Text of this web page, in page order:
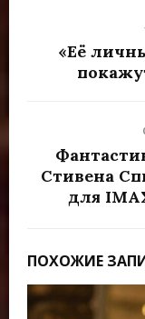
«Её
Стивена
для
ПОХОЖИЕ